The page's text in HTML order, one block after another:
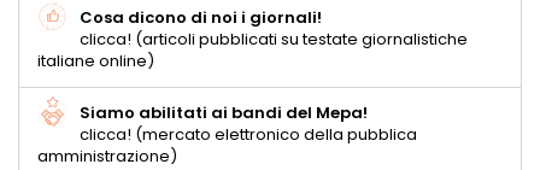
Cosa dicono di noi i giornali!
clicca! (articoli pubblicati su testate giornalistiche
italiane online)
Siamo abilitati ai bandi del Mepa!
clicca! (mercato elettronico della pubblica
amministrazione)